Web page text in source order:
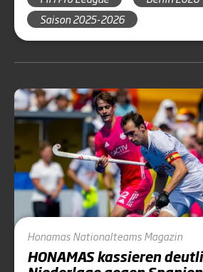
Saison 2025-2026
HonamasNationalteamsMagazin
HONAMAS kassieren